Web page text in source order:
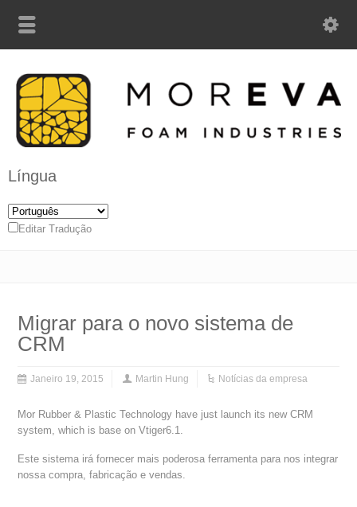
Língua
Editar Tradução
Migrar para o novo sistema de
CRM
Janeiro 19, 2015 Martin Hung Notícias da empresa
Mor Rubber & Plastic Technology have just launch its new CRM
system, which is base on Vtiger6.1.
Este sistema irá fornecer mais poderosa ferramenta para nos integrar
nossa compra, fabricação e vendas.